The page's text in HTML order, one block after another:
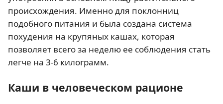
происхождения. Именно для поклонниц
подобного питания и была создана система
похудения на крупяных кашах, которая
позволяет всего за неделю ее соблюдения стать
легче на 3-6 килограмм.
Каши в человеческом рационе